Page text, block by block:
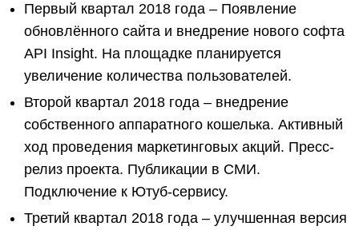
Первый квартал 2018 года – Появление
обновлённого сайта и внедрение нового софта
API Insight. На площадке планируется
увеличение количества пользователей.
Второй квартал 2018 года – внедрение
собственного аппаратного кошелька. Активный
ход проведения маркетинговых акций. Пресс-
релиз проекта. Публикации в СМИ.
Подключение к Ютуб-сервису.
Третий квартал 2018 года – улучшенная версия